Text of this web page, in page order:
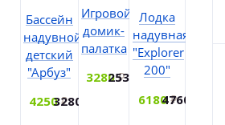
Бассейн
надувной
детский
"Арбуз"
42503280
Игровой
домик-
палатка
32802530
Лодка
надувная
"Explorer
200"
61804760